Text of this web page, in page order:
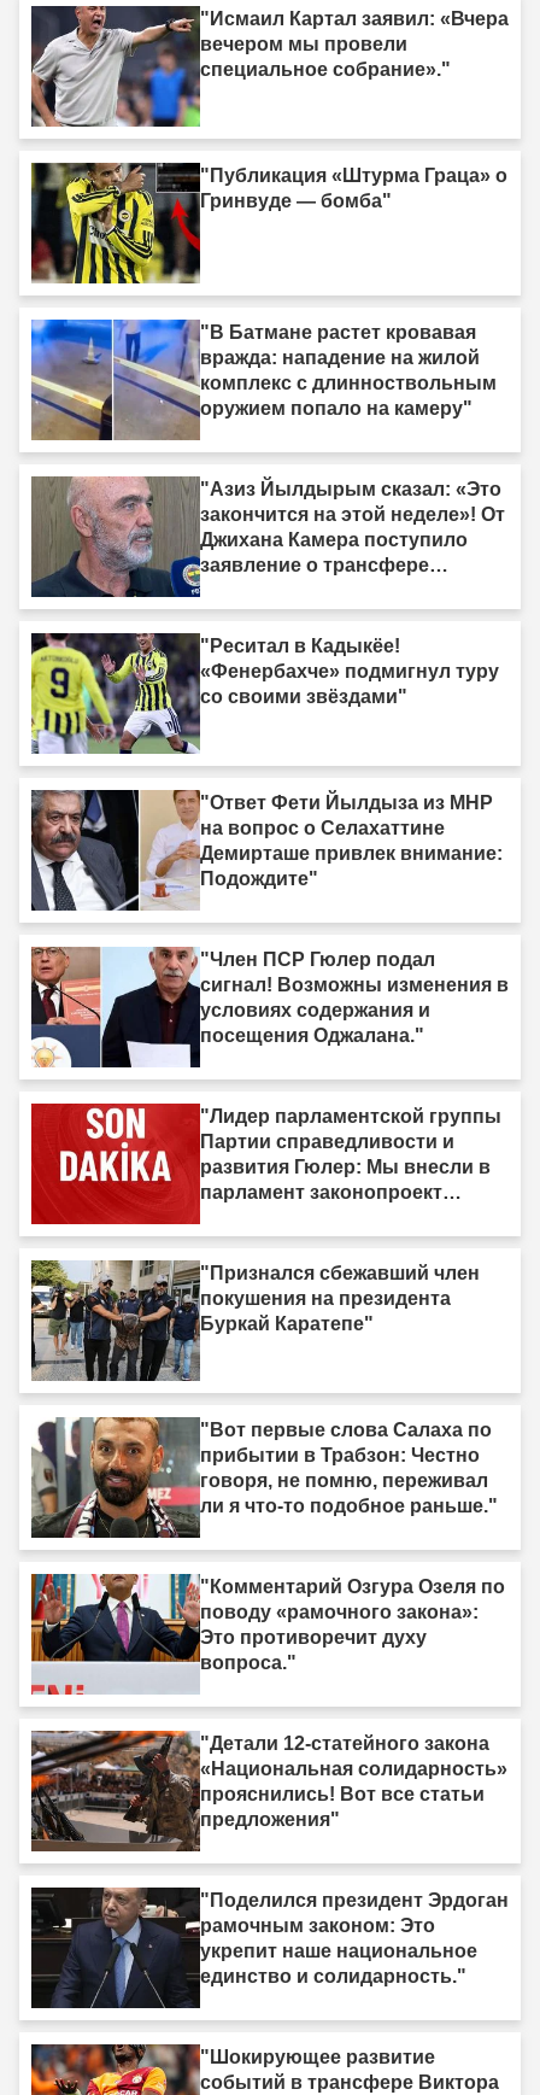
"Исмаил Картал заявил: «Вчера
вечером мы провели
специальное собрание»."
"Публикация «Штурма Граца» о
Гринвуде — бомба"
"В Батмане растет кровавая
вражда: нападение на жилой
комплекс с длинноствольным
оружием попало на камеру"
"Азиз Йылдырым сказал: «Это
закончится на этой неделе»! От
Джихана Камера поступило
заявление о трансфере
"Реситал в Кадыкёе!
«Фенербахче» подмигнул туру
со своими звёздами"
"Ответ Фети Йылдыза из MHP
на вопрос о Селахаттине
Демирташе привлек внимание:
Подождите"
"Член ПСР Гюлер подал
сигнал! Возможны изменения в
условиях содержания и
посещения Оджалана."
"Лидер парламентской группы
Партии справедливости и
развития Гюлер: Мы внесли в
парламент законопроект
360 подписями."
"Признался сбежавший член
покушения на президента
Буркай Каратепе"
"Вот первые слова Салаха по
прибытии в Трабзон: Честно
говоря, не помню, переживал
ли я что-то подобное раньше."
"Комментарий Озгура Озеля по
поводу «рамочного закона»:
Это противоречит духу
вопроса."
"Детали 12-статейного закона
«Национальная солидарность»
прояснились! Вот все статьи
предложения"
"Поделился президент Эрдоган
рамочным законом: Это
укрепит наше национальное
единство и солидарность."
"Шокирующее развитие
событий в трансфере Виктора